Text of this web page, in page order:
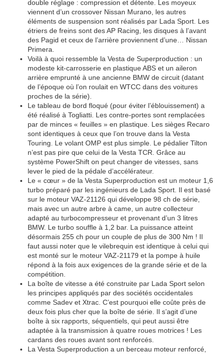
double réglage : compression et détente. Les moyeux
viennent d’un crossover Nissan Murano, les autres
éléments de suspension sont réalisés par Lada Sport. Les
étriers de freins sont des AP Racing, les disques à l’avant
des Pagid et ceux de l’arrière proviennent d’une… Nissan
Primera.
Voilà à quoi ressemble la Vesta de Superproduction : un
modeste kit-carrosserie en plastique ABS et un aileron
arrière emprunté à une ancienne BMW de circuit (datant
de l’époque où l’on roulait en WTCC dans des voitures
proches de la série).
Le tableau de bord floqué (pour éviter l’éblouissement) a
été réalisé à Togliatti. Les contre-portes sont remplacées
par de minces « feuilles » en plastique. Les sièges Recaro
sont identiques à ceux que l’on trouve dans la Vesta
Touring. Le volant OMP est plus simple. Le pédalier Tilton
n’est pas pire que celui de la Vesta TCR. Grâce au
système PowerShift on peut changer de vitesses, sans
lever le pied de la pédale d’accélérateur.
Le « cœur » de la Vesta Superproduction est un moteur 1,6
turbo préparé par les ingénieurs de Lada Sport. Il est basé
sur le moteur VAZ-21126 qui développe 98 ch de série,
mais avec un autre arbre à came, un autre collecteur
adapté au turbocompresseur et provenant d’un 3 litres
BMW. Le turbo souffle à 1,2 bar. La puissance atteint
désormais 255 ch pour un couple de plus de 300 Nm ! Il
faut aussi noter que le vilebrequin est identique à celui qui
est monté sur le moteur VAZ-21179 et la pompe à huile
répond à la fois aux exigences de la grande série et de la
compétition.
La boîte de vitesse a été construite par Lada Sport selon
les principes appliqués par des sociétés occidentales
comme Sadev et Xtrac. C’est pourquoi elle coûte près de
deux fois plus cher que la boîte de série. Il s’agit d’une
boîte à six rapports, séquentiels, qui peut aussi être
adaptée à la transmission à quatre roues motrices ! Les
cardans des roues avant sont renforcés.
La Vesta Superproduction a un berceau moteur renforcé,